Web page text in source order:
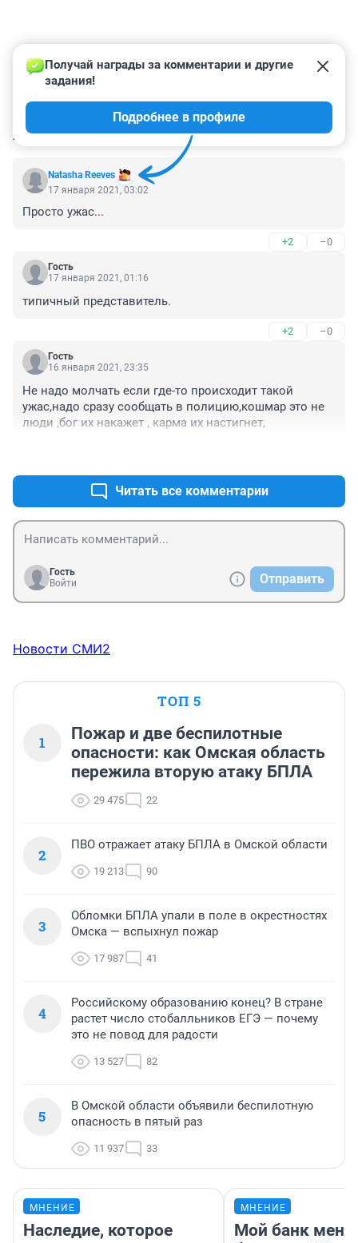
КОММЕНТАРИИ 7
Natasha Reeves
Получай награды за комментарии и другие
задания!
Подробнее в профиле
17 января 2021, 03:02
Просто ужас...
+2 –0
Гость
17 января 2021, 01:16
типичный представитель.
+2 –0
Гость
16 января 2021, 23:35
Не надо молчать если где-то происходит такой
ужас,надо сразу сообщать в полицию,кошмар это не
люди ,бог их накажет , карма их настигнет,
Читать все комментарии
Гость
Войти
Отправить
Новости СМИ2
ТОП 5
1
Пожар и две беспилотные
опасности: как Омская область
пережила вторую атаку БПЛА
29 475 22
2
ПВО отражает атаку БПЛА в Омской области
19 213 90
3
Обломки БПЛА упали в поле в окрестностях
Омска — вспыхнул пожар
17 987 41
4
Российскому образованию конец? В стране
растет число стобалльников ЕГЭ — почему
это не повод для радости
13 527 82
5
В Омской области объявили беспилотную
опасность в пятый раз
11 937 33
МНЕНИЕ
Наследие, которое
МНЕНИЕ
Мой банк меня